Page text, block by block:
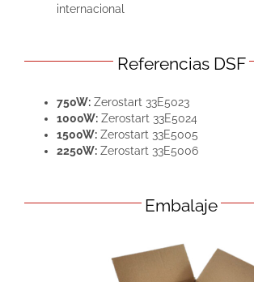
internacional
Referencias DSF
750W:Zerostart 33E5023
1000W:Zerostart 33E5024
1500W:Zerostart 33E5005
2250W:Zerostart 33E5006
Embalaje